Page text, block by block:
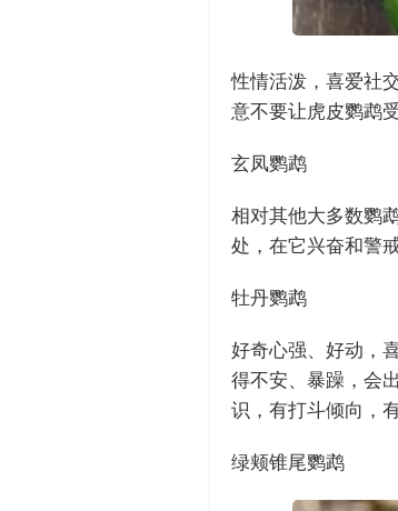
性情活泼，喜爱社
意不要让虎皮鹦鹉
玄凤鹦鹉
相对其他大多数鹦
处，在它兴奋和警
牡丹鹦鹉
好奇心强、好动，
得不安、暴躁，会
识，有打斗倾向，
绿颊锥尾鹦鹉